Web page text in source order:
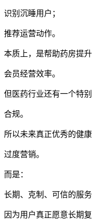
识别沉睡用户；
推荐运营动作。
本质上，是帮助药房提升
会员经营效率。
但医药行业还有一个特别
合规。
所以未来真正优秀的健
过度营销。
而是：
长期、克制、可信的服务
因为用户真正愿意长期